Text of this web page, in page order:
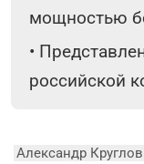
мощностью
•
российской
Александр Круглов